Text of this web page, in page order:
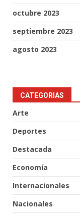
octubre 2023
septiembre 2023
agosto 2023
CATEGORIAS
Arte
Deportes
Destacada
Economía
Internacionales
Nacionales